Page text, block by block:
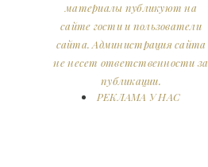
материалы публикуют на
сайте гости и пользователи
сайта. Администрация сайта
не несет ответственности за
публикации.
РЕКЛАМА У НАС